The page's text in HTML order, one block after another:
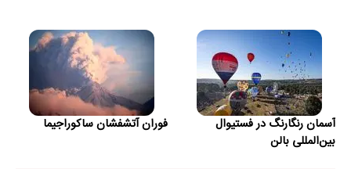
آسمان رنگارنگ در فستیوال
بین‌المللی بالن
فوران آتشفشان ساکوراجیما